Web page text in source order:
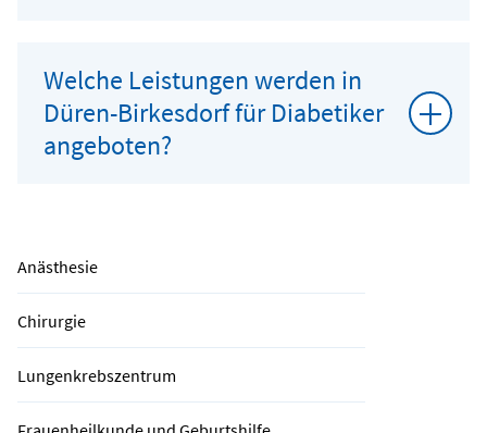
Anästhesie
Chirurgie
Lungenkrebszentrum
Welche Leistungen werden in
Düren-Birkesdorf für Diabetiker
angeboten?